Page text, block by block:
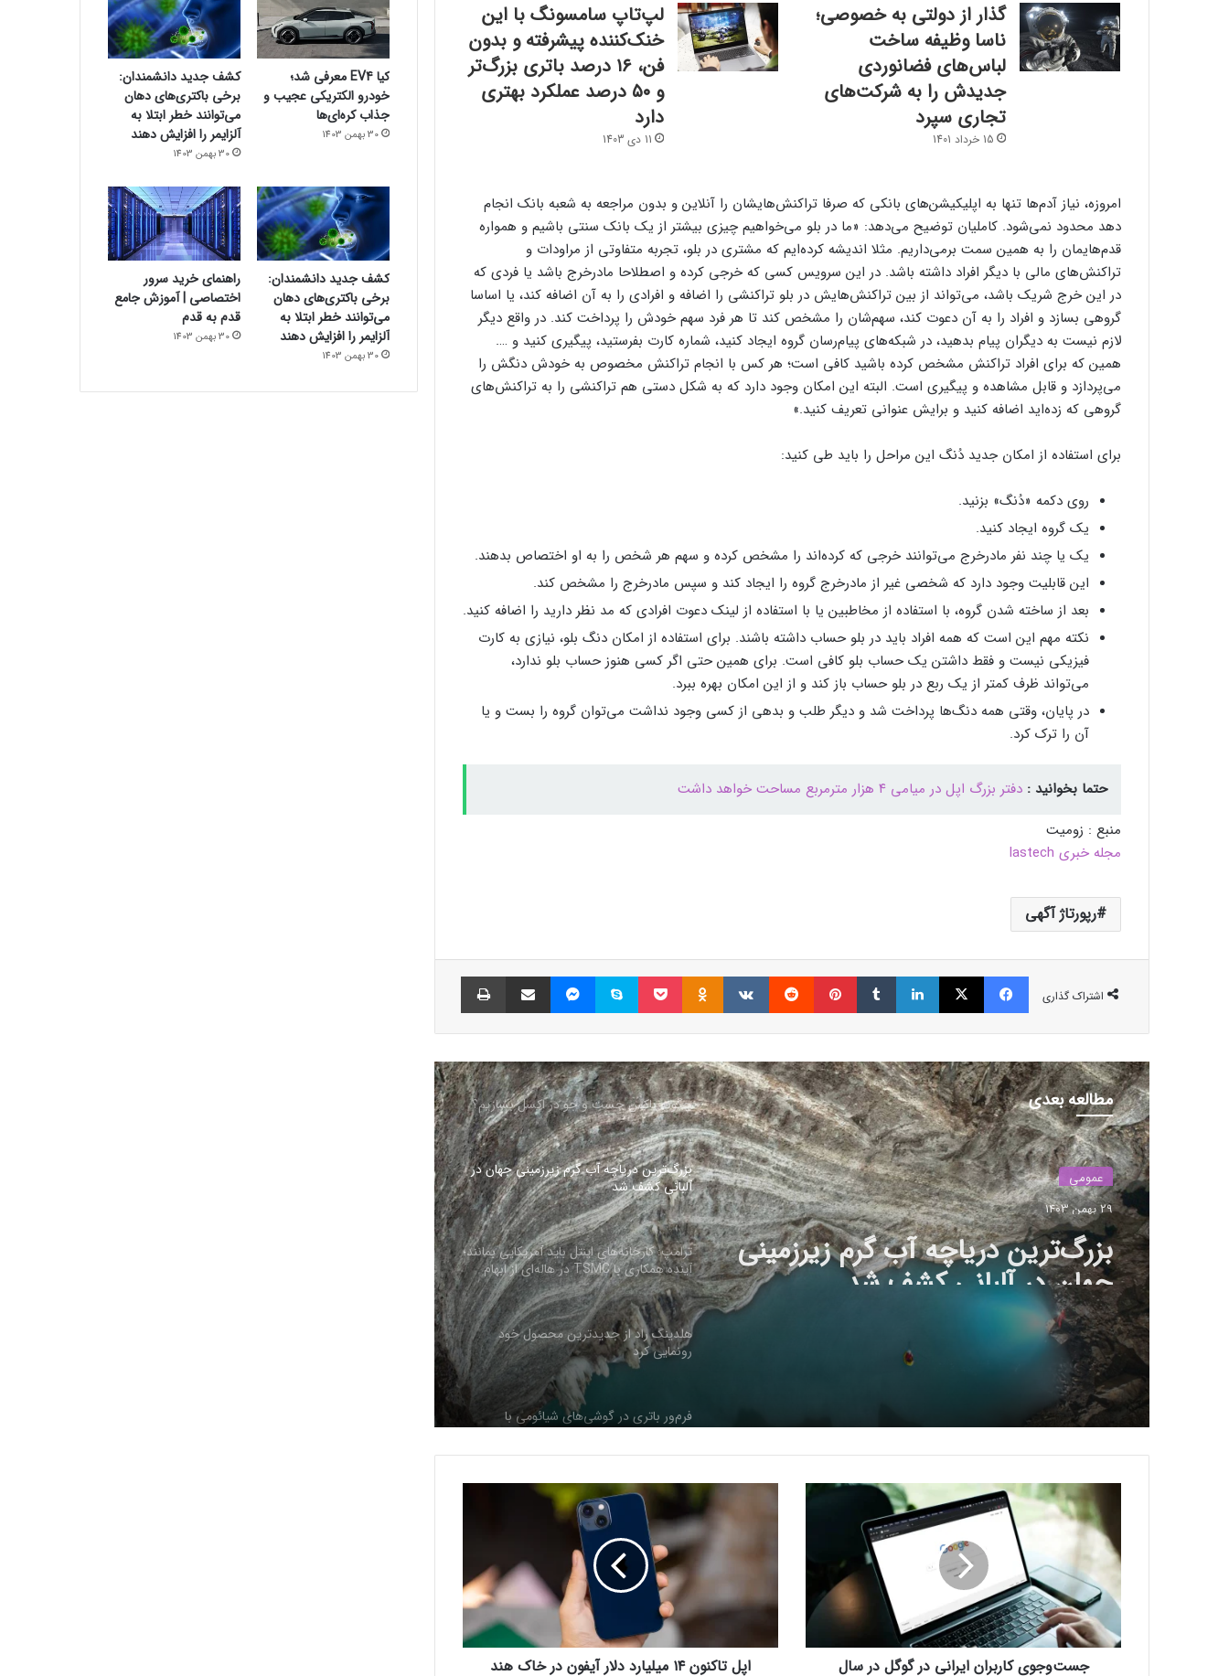
گذار از دولتی به خصوصی؛
ناسا وظیفه ساخت
لباس‌های فضانوردی
جدیدش را به شرکت‌های
تجاری سپرد
15 خرداد 1401
لپ‌تاپ سامسونگ با این
خنک‌کننده پیشرفته و بدون
فن، ۱۶ درصد باتری بزرگ‌تر
و ۵۰ درصد عملکرد بهتری
دارد
11 دی 1403
امروزه، نیاز آدم‌ها تنها به اپلیکیشن‌های بانکی که صرفا تراکنش‌هایشان را آنلاین و بدون مراجعه به شعبه بانک انجام
دهد محدود نمی‌شود. کاملیان توضیح می‌دهد: «ما در بلو می‌خواهیم چیزی بیشتر از یک بانک سنتی باشیم و همواره
قدم‌هایمان را به همین سمت برمی‌داریم. مثلا اندیشه کرده‌ایم که مشتری در بلو، تجربه‌ متفاوتی از مراودات و
تراکنش‌های مالی با دیگر افراد داشته باشد. در این سرویس کسی که خرجی کرده و اصطلاحا مادرخرج باشد یا فردی که
در این خرج شریک باشد، می‌تواند از بین تراکنش‌هایش در بلو تراکنشی را اضافه و افرادی را به آن اضافه کند، یا اساسا
گروهی بسازد و افراد را به آن دعوت کند، سهم‌شان را مشخص کند تا هر فرد سهم خودش را پرداخت کند. در واقع دیگر
لازم نیست به دیگران پیام بدهید،‌ در شبکه‌های پیام‌رسان گروه ایجاد کنید، شماره کارت بفرستید، پیگیری کنید و ….
همین که برای افراد تراکنش مشخص کرده باشید کافی است؛ هر کس با انجام تراکنش مخصوص به خودش دنگش را
می‌پردازد و قابل مشاهده و پیگیری است. البته این امکان وجود دارد که به شکل دستی هم تراکنشی را به تراکنش‌های
گروهی که زده‌اید اضافه کنید و برایش عنوانی تعریف کنید.»
برای استفاده از امکان جدید دُنگ این مراحل را باید طی کنید:
روی دکمه «دُنگ» بزنید.
یک گروه ایجاد کنید.
یک یا چند نفر مادرخرج می‌توانند خرجی که کرده‌اند را مشخص کرده و سهم هر شخص را به او اختصاص بدهند.
این قابلیت وجود دارد که شخصی غیر از مادرخرج گروه را ایجاد کند و سپس مادرخرج را مشخص کند.
بعد از ساخته شدن گروه، با استفاده از مخاطبین یا با استفاده از لینک دعوت افرادی که مد نظر دارید را اضافه کنید.
نکته‌ مهم این است که همه افراد باید در بلو حساب داشته باشند. برای استفاده از امکان دنگ بلو، نیازی به کارت
فیزیکی نیست و فقط داشتن یک حساب بلو کافی است. برای همین حتی اگر کسی هنوز حساب بلو ندارد،
می‌تواند ظرف کمتر از یک ربع در بلو حساب باز کند و از این امکان بهره ببرد.
در پایان، وقتی همه دنگ‌ها پرداخت شد و دیگر طلب و بدهی از کسی وجود نداشت می‌توان گروه را بست و یا
آن را ترک کرد.
حتما بخوانید : دفتر بزرگ اپل در میامی ۴ هزار مترمربع مساحت خواهد داشت
منبع : زومیت
مجله خبری lastech
رپورتاژ آگهی
اشتراک گذاری
فیسبوک ایکس لینکداین تامبلر پینتریست Reddit
VKontakte
Odnoklassniki پاکت اسکایپ مسنجر اشتراک گذاری با ایمیل
مطالعه بعدی
عمومی
29 بهمن 1403
بزرگ‌ترین دریاچه آب گرم زیرزمینی
جهان در آلبانی کشف شد
فرم‌ور باتری در گوشی‌های شیائومی با
مخفی دریافت کرد
بیشتر مواد با حرارت‌دادن نرم می‌شوند؛ پس
چرا تخم مرغ سفت می‌شود؟
گیمرها، محتواسازان و کسب‌وکارها
کم‌درآمد ارائه می‌شود
چگونه باکس جست و جو در اکسل بسازیم؟
بزرگ‌ترین دریاچه آب گرم زیرزمینی جهان در
آلبانی کشف شد
ترامپ: کارخانه‌های اینتل باید آمریکایی بمانند؛
آینده همکاری با TSMC در هاله‌ای از ابهام
هلدینگ راد از جدیدترین محصول خود
رونمایی کرد
فرم‌ور باتری در گوشی‌های شیائومی با
سیستم‌عامل HyperOS 2.0 به‌روزرسانی
مخفی دریافت کرد
بیشتر مواد با حرارت‌دادن نرم می‌شوند؛ پس
چرا تخم مرغ سفت می‌شود؟
مایکروسافت پشتیبانی از پردازنده‌های نسل ۱۰
اینتل را در ویندوز Windows 11 24H2 کنار
گذاشت؛ پایانی بر عصر کامت‌لیک
نسل جدید مانیتور استودیو دیسپلی اپل سال
و
ج
ی
ا
جست‌وجوی کاربران ایرانی در گوگل در سال
پ
ن
ن
اپل تاکنون ۱۴ میلیارد دلار آیفون در خاک هند
کیا EV4 معرفی شد؛
خودرو الکتریکی عجیب و
جذاب کره‌ای‌ها
30 بهمن 1403
کشف جدید دانشمندان:
برخی باکتری‌های دهان
می‌توانند خطر ابتلا به
آلزایمر را افزایش دهند
30 بهمن 1403
کشف جدید دانشمندان:
برخی باکتری‌های دهان
می‌توانند خطر ابتلا به
آلزایمر را افزایش دهند
30 بهمن 1403
راهنمای خرید سرور
اختصاصی | آموزش جامع
قدم به قدم
30 بهمن 1403